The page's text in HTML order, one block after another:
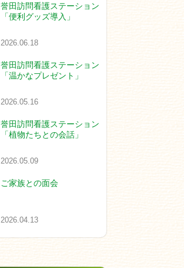
誉田訪問看護ステーション
「便利グッズ導入」
2026.06.18
誉田訪問看護ステーション
「温かなプレゼント」
2026.05.16
誉田訪問看護ステーション
「植物たちとの会話」
2026.05.09
ご家族との面会
2026.04.13